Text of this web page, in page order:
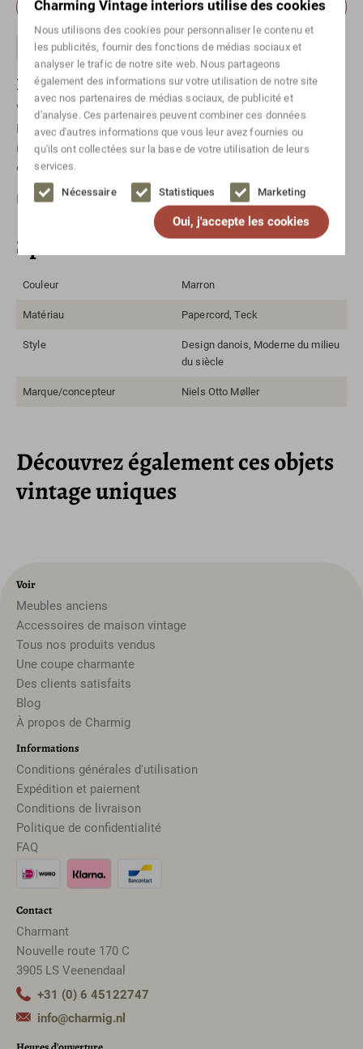
Charming Vintage interiors utilise des cookies
Nous utilisons des cookies pour personnaliser le contenu et
les publicités, fournir des fonctions de médias sociaux et
analyser le trafic de notre site web. Nous partageons
également des informations sur votre utilisation de notre site
avec nos partenaires de médias sociaux, de publicité et
d'analyse. Ces partenaires peuvent combiner ces données
avec d'autres informations que vous leur avez fournies ou
qu'ils ont collectées sur la base de votre utilisation de leurs
services.
Nécessaire Statistiques Marketing
Oui, j'accepte les cookies
Prendre rendez-vous pour voir cet objet
Des questions sur cet article ?
Vous souhaitez en savoir plus sur un article spécifique ?
Prenez simplementcontactavec nous ! Ou envoyez-nous un
message viaWhatsapp. N'oubliez pas de mentionner l'article
concerné.
Pour les envois internationaux, veuillez contactnous.
Spécifications
Couleur Marron
Matériau Papercord, Teck
Style
Design danois, Moderne du milieu
du siècle
Marque/concepteur Niels Otto Møller
Découvrez également ces objets
vintage uniques
Voir
Meubles anciens
Accessoires de maison vintage
Tous nos produits vendus
Une coupe charmante
Des clients satisfaits
Blog
À propos de Charmig
Informations
Conditions générales d'utilisation
Expédition et paiement
Conditions de livraison
Politique de confidentialité
FAQ
Contact
Charmant
Nouvelle route 170 C
3905 LS Veenendaal
+31 (0) 6 45122747
info@charmig.nl